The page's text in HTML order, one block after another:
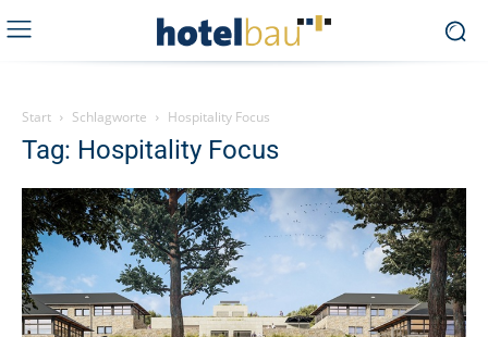
Start Schlagworte Hospitality Focus
Tag: Hospitality Focus